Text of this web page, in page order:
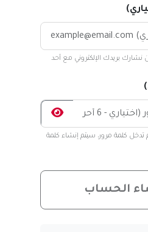
لن نشارك بريدك الإلكتروني مع أحد
لم تدخل كلمة مرور، سيتم إنشاء كلمة
الحساب